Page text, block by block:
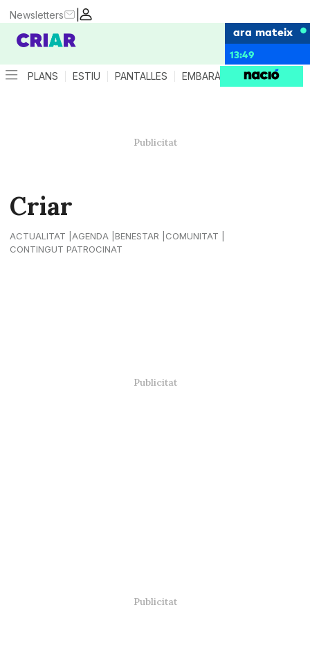
|
Newsletters
ara mateix
13:49
PLANS ESTIU PANTALLES EMBARÀS CRIANÇA
Criar
ACTUALITAT AGENDA BENESTAR
COMUNITAT
CONTINGUT PATROCINAT